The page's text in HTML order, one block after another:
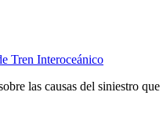
Tren Interoceánico
las causas del siniestro